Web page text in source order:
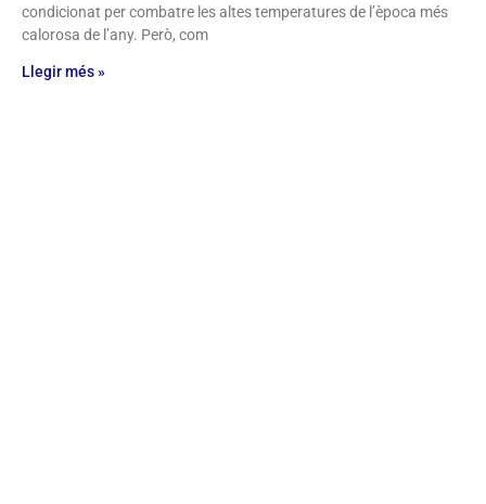
condicionat per combatre les altes temperatures de l’època més
calorosa de l’any. Però, com
Llegir més »